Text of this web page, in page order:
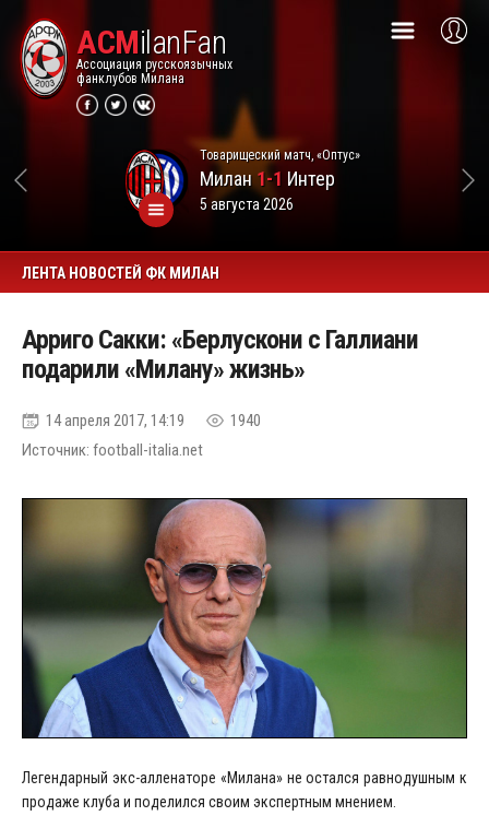
ACMilanFan
Ассоциация русскоязычных
фанклубов Милана
Товарищеский матч, «Оптус»
Милан1-1 Интер
5 августа 2026
ЛЕНТА НОВОСТЕЙ ФК МИЛАН
Арриго Сакки: «Берлускони с Галлиани
подарили «Милану» жизнь»
14 апреля 2017, 14:19
1940
Источник: football-italia.net
Легендарный экс-алленаторе «Милана» не остался равнодушным к
продаже клуба и поделился своим экспертным мнением.